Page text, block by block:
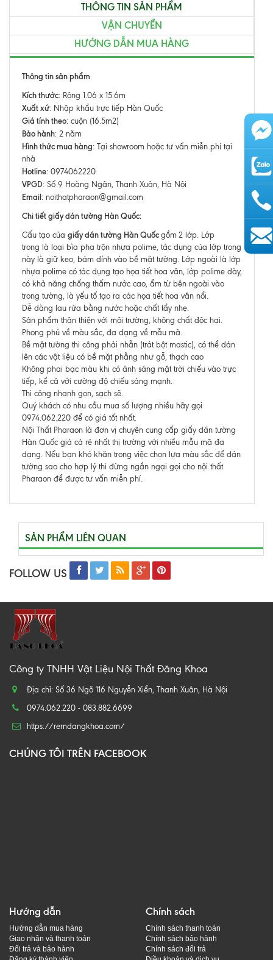
THÔNG TIN SẢN PHẨM
VẬN CHUYỂN
HƯỚNG DẪN MUA HÀNG
Thông tin sản phẩm
Kích thước: Rộng 1.06 x 15.6m
Xuất xứ: Nhập khẩu trực tiếp Hàn Quốc
Giá tính theo: cuộn (16.5m2)
Bảo hành: 2 năm
Hình thức mua hàng: Tại showroom hoặc tư vấn miễn phí tại
nhà
Hotline: 0974062220
VPGD: Số 9 Hoàng Ngân, Thanh Xuân, Hà Nội
Email: noithatpharaon@gmail.com
Chi tiết giấy dán tường Hàn Quốc:
Cấu tạo của giấy dán tường Hàn Quốc gồm 2 lớp. Lớp
trong là loại bìa pha trộn nhựa polime, tác dụng của lớp trong
này là giữ keo, bám dính vào bề mặt tường. Lớp ngoài là lớp
nhựa polime có tác dụng tạo họa tiết hoa văn, lớp polime dày,
có khả năng chống thấm nước cao, ẩm từ bên ngoài vào
trong tường, là yếu tố tạo ra các họa tiết hoa văn nổi.
Dễ dàng lau rửa bằng nước hoặc chất tẩy nhẹ.
Sản phẩm thân thiện với môi trường, không chất độc hại.
Phong phú về màu sắc, đa dạng về mẫu mã.
Bề mặt tường thi công phải nhẵn (trát bột mastic), có thể dán
lên các vật liệu có bề mặt phẳng như gỗ, thạch cao
Không phai bạc màu khi có ánh sáng mặt trời chiếu vào trực
tiếp, kể cả với cường độ chiếu sáng mạnh.
Thi công nhanh gọn, sạch sẽ.
Quý khách có nhu cầu mua số lượng nhiều hãy gọi
0974.062.220 để có giá tốt nhất.
Nội Thất Pharaon là đơn vị chuyên cung cấp giấy dán tường
Hàn Quốc giá cả rẻ nhất thị trường với nhiều mẫu mã đa
dạng. Nếu bạn khó khăn trong việc chọn lựa màu sắc để dán
tường sao cho hợp lý thì đừng ngần ngại gọi cho nội thất
Pharaon để được tư vấn miễn phí.
SẢN PHẨM LIÊN QUAN
FOLLOW US
Công ty TNHH Vật Liệu Nội Thất Đăng Khoa
Địa chỉ: Số 36 Ngõ 116 Nguyễn Xiển, Thanh Xuân, Hà Nội
0974.062.220 - 083.882.6699
https://remdangkhoa.com/
CHÚNG TÔI TRÊN FACEBOOK
Hướng dẫn
Hướng dẫn mua hàng
Giao nhận và thanh toán
Đổi trả và bảo hành
Chính sách
Chính sách thanh toán
Chính sách bảo hành
Chính sách đổi trả